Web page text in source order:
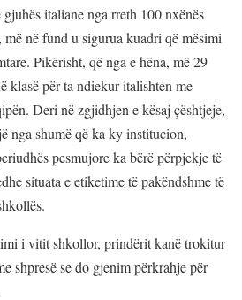
italiane nga rreth 100 nxënës
në fund u sigurua kuadri që mësimi
Pikërisht, që nga e hëna, më 29
klasë për ta ndiekur italishten me
Deri në zgjidhjen e kësaj çështjeje,
nga shumë që ka ky institucion,
pesmujore ka bërë përpjekje të
situata e etiketime të pakëndshme të
i vitit shkollor, prindërit kanë trokitur
shpresë se do gjenim përkrahje për